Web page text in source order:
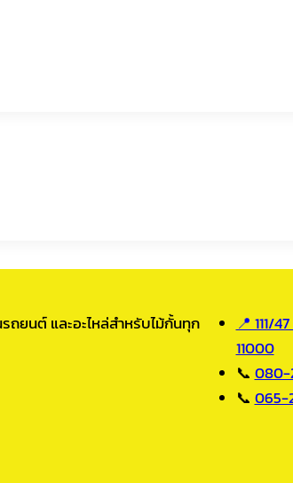
ยนต์ และอะไหล่สำหรับไม้กั้นทุก
📍 111/
11000
📞080-
📞065-